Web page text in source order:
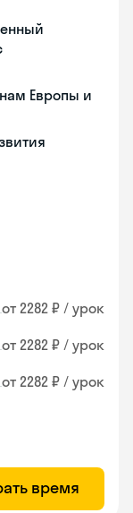
Европы и
от 2282 ₽ / урок
от 2282 ₽ / урок
от 2282 ₽ / урок
время